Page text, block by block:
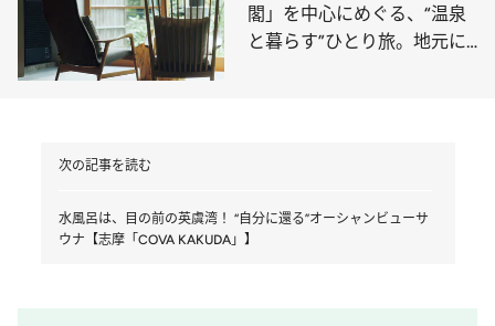
閣」を中心にめぐる、“温泉
と暮らす”ひとり旅。地元に
次の記事を読む
水風呂は、目の前の英虞湾！ “自分に還る”オーシャンビューサ
ウナ【志摩「COVA KAKUDA」】